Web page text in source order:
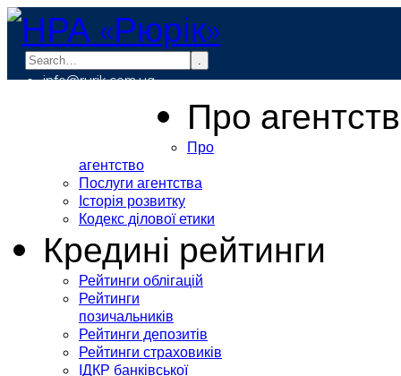
.
info@rurik.com.ua
Про
Про
агентство
Послуги агентства
Історія розвитку
Кодекс ділової етики
Кредині рейтинги
Рейтинги облігацій
Рейтинги
позичальників
Рейтинги депозитів
Рейтинги страховиків
ІДКР банківської